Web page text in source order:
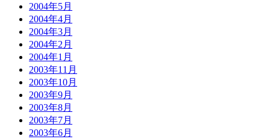
2004年5月
2004年4月
2004年3月
2004年2月
2004年1月
2003年11月
2003年10月
2003年9月
2003年8月
2003年7月
2003年6月